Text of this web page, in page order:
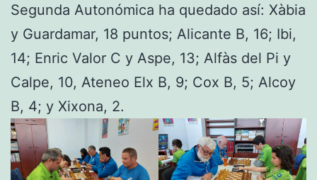
Segunda Autonómica ha quedado así: Xàbia
y Guardamar, 18 puntos; Alicante B, 16; Ibi,
14; Enric Valor C y Aspe, 13; Alfàs del Pi y
Calpe, 10, Ateneo Elx B, 9; Cox B, 5; Alcoy
B, 4; y Xixona, 2.